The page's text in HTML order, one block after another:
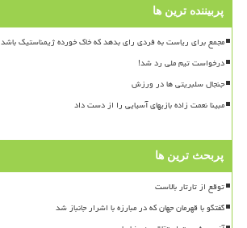
پربیننده ترین ها
مجمع برای ریاست به فردی رای بدهد که خاک خورده ژیمناستیک باشد
درخواست تیم ملی رد شد!
جنجال سلبریتی ها در ورزش
مبینا نعمت زاده بازیهای آسیایی را از دست داد
پربحث ترین ها
توقع از تارتار بالاست
گفتگو با قهرمان جهان که در مبارزه با اشرار جانباز شد